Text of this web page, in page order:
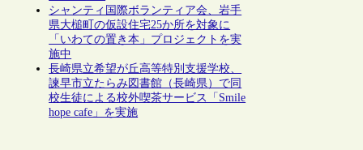
シャンティ国際ボランティア会、岩手
県大槌町の仮設住宅25か所を対象に
「いわての置き本」プロジェクトを実
施中
長崎県立希望が丘高等特別支援学校、
諫早市立たらみ図書館（長崎県）で同
校生徒による校外喫茶サービス「Smile
hope cafe」を実施